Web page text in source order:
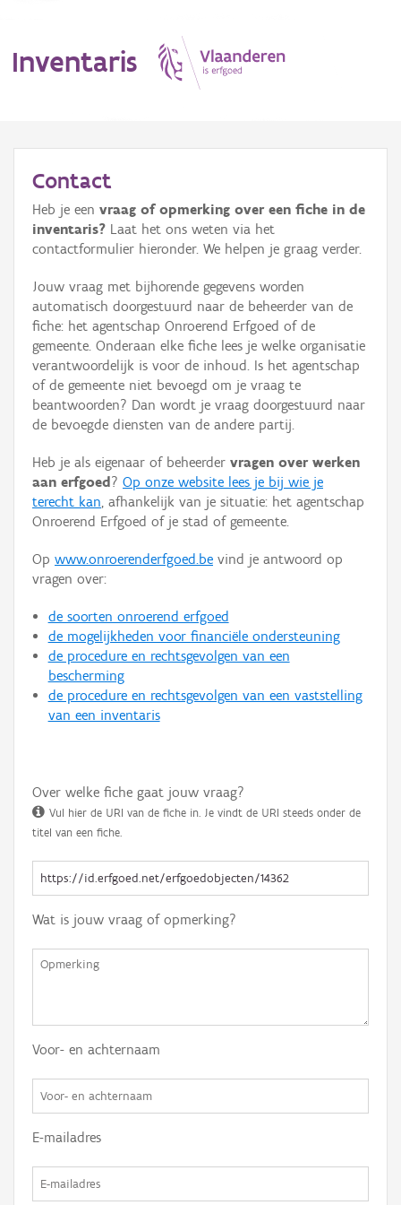
Inventaris
Erfgoedobject
Aanduidingsobject
Waarneming
Thema
Gebeurtenis
Persoon of collectief
Hergebruik
Aanmelden
Contact
Heb je een vraag of opmerking over een fiche in de
inventaris? Laat het ons weten via het
contactformulier hieronder. We helpen je graag verder.
Jouw vraag met bijhorende gegevens worden
automatisch doorgestuurd naar de beheerder van de
fiche: het agentschap Onroerend Erfgoed of de
gemeente. Onderaan elke fiche lees je welke organisatie
verantwoordelijk is voor de inhoud. Is het agentschap
of de gemeente niet bevoegd om je vraag te
beantwoorden? Dan wordt je vraag doorgestuurd naar
de bevoegde diensten van de andere partij.
Heb je als eigenaar of beheerder vragen over werken
aan erfgoed ? Op onze website lees je bij wie je
terecht kan, afhankelijk van je situatie: het agentschap
Onroerend Erfgoed of je stad of gemeente.
Op www.onroerenderfgoed.be vind je antwoord op
vragen over:
de soorten onroerend erfgoed
de mogelijkheden voor financiële ondersteuning
de procedure en rechtsgevolgen van een
bescherming
de procedure en rechtsgevolgen van een vaststelling
van een inventaris
Over welke fiche gaat jouw vraag?
Vul hier de URI van de fiche in. Je vindt de URI steeds onder de
titel van een fiche.
Wat is jouw vraag of opmerking?
Voor- en achternaam
E-mailadres